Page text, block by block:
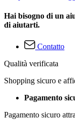
Hai bisogno di un
di aiutarti.
Contatto
Qualità verificata
Shopping sicuro e
Pagamento
Pagamento sicuro